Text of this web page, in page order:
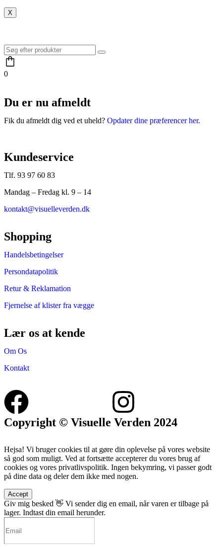
X
0
Du er nu afmeldt
Fik du afmeldt dig ved et uheld? Opdater dine præferencer her.
Kundeservice
Tlf. 93 97 60 83
Mandag – Fredag kl. 9 – 14
kontakt@visuelleverden.dk
Shopping
Handelsbetingelser
Persondatapolitik
Retur & Reklamation
Fjernelse af klister fra vægge
Lær os at kende
Om Os
Kontakt
Copyright © Visuelle Verden 2024
Hejsa! Vi bruger cookies til at gøre din oplevelse på vores website
så god som muligt. Ved at fortsætte accepterer du vores brug af
cookies og vores privatlivspolitik. Ingen bekymring, vi passer godt
på dine data og deler dem ikke med nogen.
Accept
Giv mig besked 👋 Vi sender dig en email, når varen er tilbage på
lager. Indtast din email herunder.